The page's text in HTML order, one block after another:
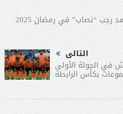
رجب “نصاب” في رمضان 2025
التالى
في الجولة الأولى
بكأس الرابطة